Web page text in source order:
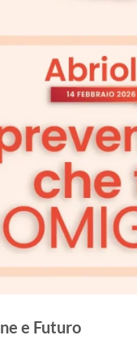
e Futuro